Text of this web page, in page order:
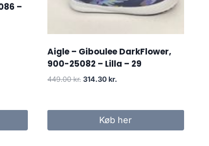
–
Aigle – Giboulee DarkFlower,
900-25082 – Lilla – 29
449.00kr. Den
var:
449.00 kr..
314.30 kr.Den
er:
314.30 kr..
Køb her